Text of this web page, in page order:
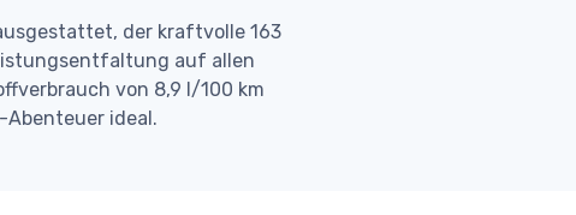
der kraftvolle 163
auf allen
von 8,9 l/100 km
ideal.